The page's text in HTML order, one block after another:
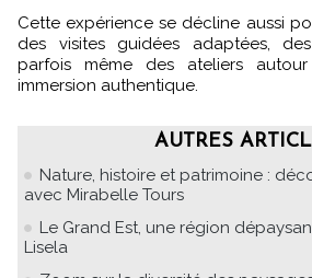
Cette expérience se décline aussi
des visites guidées adaptées,
parfois même des ateliers
immersion authentique.
AUTRES
Nature, histoire et patrimoine :
avec Mirabelle Tours
Le Grand Est, une région
Lisela